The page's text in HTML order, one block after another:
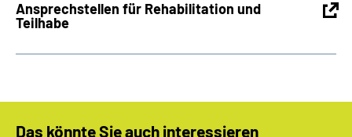
Ansprechstellen für Rehabilitation und
Teilhabe
Das könnte Sie auch interessieren